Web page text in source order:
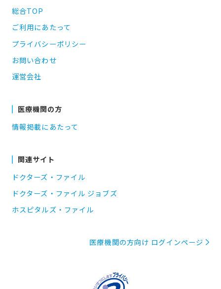
総合TOP
ご利用にあたって
プライバシーポリシー
お問い合わせ
運営会社
医療機関の方
情報掲載にあたって
関連サイト
ドクターズ・ファイル
ドクターズ・ファイル ジョブズ
ホスピタルズ・ファイル
医療機関の方向け ログインページ